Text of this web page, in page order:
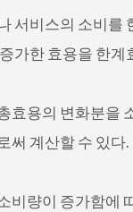
서비스의 소비를
가한 효용을 한계
효용의 변화분을
써 계산할 수 있다.
비량이 증가함에